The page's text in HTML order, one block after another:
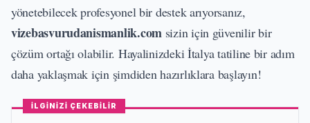
yönetebilecek profesyonel bir destek arıyorsanız,
vizebasvurudanismanlik.comsizin için güvenilir bir
çözüm ortağı olabilir. Hayalinizdeki İtalya tatiline bir adım
daha yaklaşmak için şimdiden hazırlıklara başlayın!
İLGİNİZİ ÇEKEBİLİR